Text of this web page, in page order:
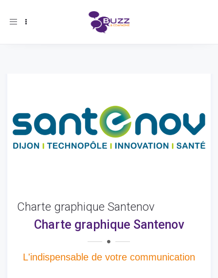
Toggle
Charte graphique Santenov
Charte graphique Santenov
L'indispensable de votre communication